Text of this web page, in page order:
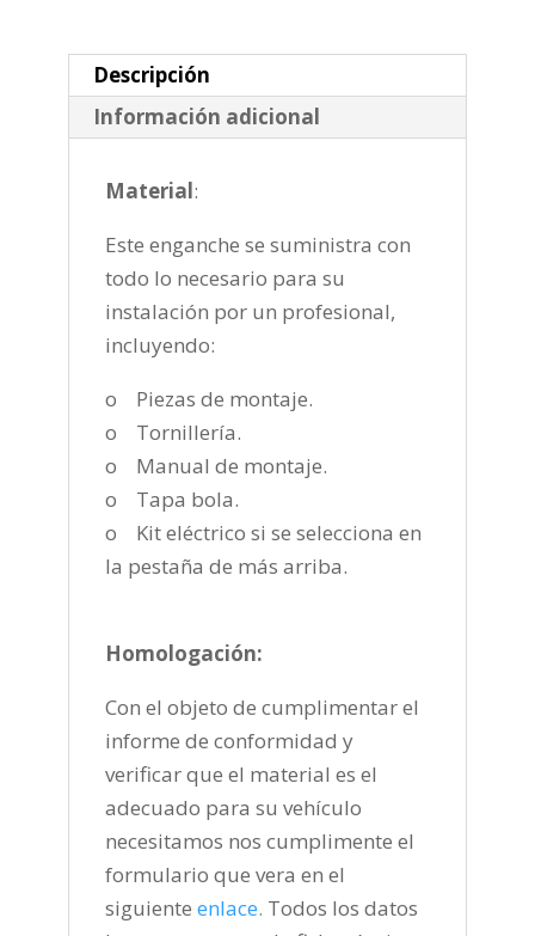
cantidad
Descripción
Información adicional
Material:
Este enganche se suministra con
todo lo necesario para su
instalación por un profesional,
incluyendo:
o Piezas de montaje.
o Tornillería.
o Manual de montaje.
o Tapa bola.
o Kit eléctrico si se selecciona en
la pestaña de más arriba.
Homologación:
Con el objeto de cumplimentar el
informe de conformidad y
verificar que el material es el
adecuado para su vehículo
necesitamos nos cumplimente el
formulario que vera en el
siguiente enlace. Todos los datos